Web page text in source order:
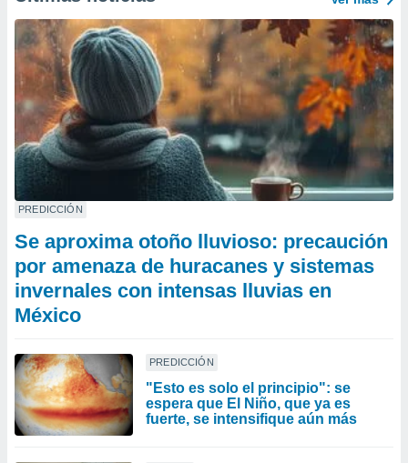
PREDICCIÓN
Se aproxima otoño lluvioso: precaución
por amenaza de huracanes y sistemas
invernales con intensas lluvias en
México
PREDICCIÓN
"Esto es solo el principio": se
espera que El Niño, que ya es
fuerte, se intensifique aún más